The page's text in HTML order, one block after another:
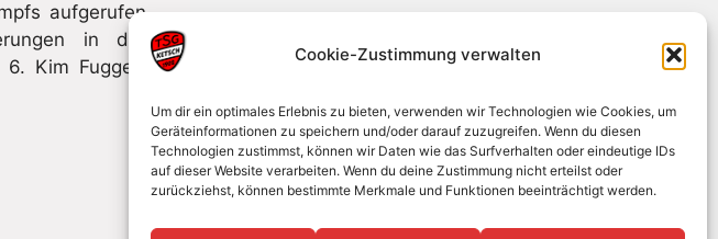
Cookie-Zustimmung verwalten
Um dir ein optimales Erlebnis zu bieten, verwenden wir Technologien wie Cookies, um
Geräteinformationen zu speichern und/oder darauf zuzugreifen. Wenn du diesen
Technologien zustimmst, können wir Daten wie das Surfverhalten oder eindeutige IDs
auf dieser Website verarbeiten. Wenn du deine Zustimmung nicht erteilst oder
zurückziehst, können bestimmte Merkmale und Funktionen beeinträchtigt werden.
aufgerufen
in der
Kim Fugger)